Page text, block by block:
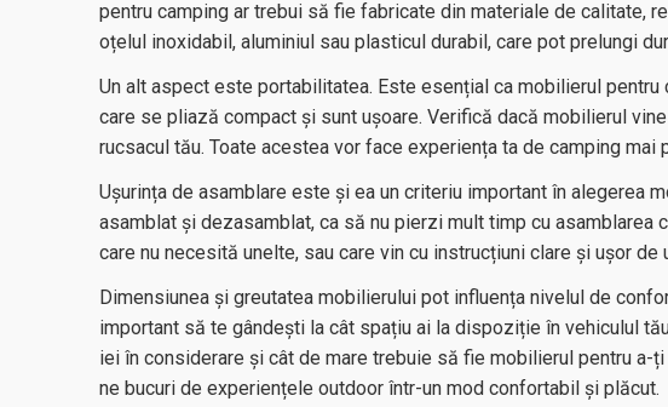
pentru camping ar trebui să fie fabricate din materiale de calitate,
oțelul inoxidabil, aluminiul sau plasticul durabil, care pot prelungi
Un alt aspect este portabilitatea. Este esențial ca mobilierul pentru
care se pliază compact și sunt ușoare. Verifică dacă mobilierul
rucsacul tău. Toate acestea vor face experiența ta de camping mai
Ușurința de asamblare este și ea un criteriu important în alegerea
asamblat și dezasamblat, ca să nu pierzi mult timp cu asamblarea
care nu necesită unelte, sau care vin cu instrucțiuni clare și ușor de
Dimensiunea și greutatea mobilierului pot influența nivelul de
important să te gândești la cât spațiu ai la dispoziție în vehiculul
iei în considerare și cât de mare trebuie să fie mobilierul pentru
ne bucuri de experiențele outdoor într-un mod confortabil și plăcut.